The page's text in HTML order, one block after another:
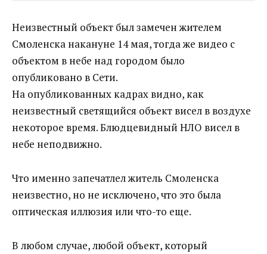
Неизвестный объект был замечен жителем
Смоленска накануне 14 мая, тогда же видео с
объектом в небе над городом было
опубликовано в Сети.
На опубликованных кадрах видно, как
неизвестный светящийся объект висел в воздухе
некоторое время. Блюдцевидный НЛО висел в
небе неподвижно.
Что именно запечатлел житель Смоленска
неизвестно, но не исключено, что это была
оптическая иллюзия или что-то еще.
В любом случае, любой объект, который